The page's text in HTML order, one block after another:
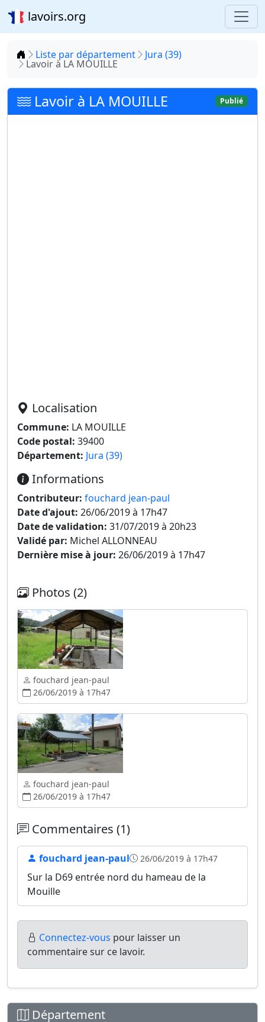
lavoirs.org
Accueil
Liste par département Jura (39)
Lavoir à LA MOUILLE
Lavoir à LA MOUILLE Publié
Localisation
Commune: LA MOUILLE
Code postal: 39400
Département: Jura (39)
Informations
Contributeur: fouchard jean-paul
Date d'ajout: 26/06/2019 à 17h47
Date de validation: 31/07/2019 à 20h23
Validé par: Michel ALLONNEAU
Dernière mise à jour: 26/06/2019 à 17h47
Photos (2)
fouchard jean-paul
26/06/2019 à 17h47
fouchard jean-paul
26/06/2019 à 17h47
Commentaires (1)
fouchard jean-paul 26/06/2019 à 17h47
Sur la D69 entrée nord du hameau de la
Mouille
Connectez-vous pour laisser un
commentaire sur ce lavoir.
Département